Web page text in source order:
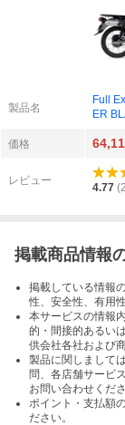
製品名
Full
ER
1810-
価格
レビュー
4.77 (
掲載商品情報
掲載している情報
性、安全性、有用
本サービスの情報
的・間接的あるい
供会社各社および
製品に関しまして
問、各店舗サービ
お問い合わせくださ
ポイント・支払額
ださい。